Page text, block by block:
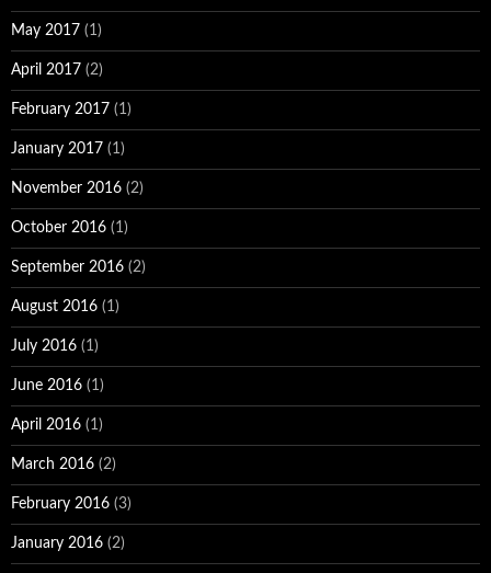
May 2017 (1)
April 2017 (2)
February 2017 (1)
January 2017 (1)
November 2016 (2)
October 2016 (1)
September 2016 (2)
August 2016 (1)
July 2016 (1)
June 2016 (1)
April 2016 (1)
March 2016 (2)
February 2016 (3)
January 2016 (2)